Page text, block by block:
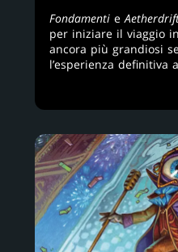
Fondamenti e
per iniziare il viaggio in
ancora più grandiosi
l’esperienza definitiva